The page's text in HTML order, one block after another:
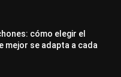
cómo elegir el
mejor se adapta a cada